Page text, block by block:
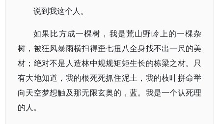
说到我这个人。
如果比方成一棵树，我是荒山野岭上的一棵杂
树，被狂风暴雨横扫得歪七扭八全身找不出一尺的美
材；绝对不是人造林中规规矩矩生长的栋梁之材。只
有大地知道，我的根死死抓住泥土，我的枝叶拼命举
向天空梦想触及那无限玄奥的，蓝。我是一个认死理
的人。